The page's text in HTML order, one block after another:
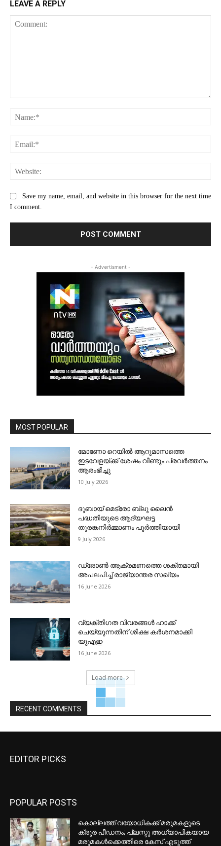
LEAVE A REPLY
Save my name, email, and website in this browser for the next time
I comment.
- Advertisment -
MOST POPULAR
മോണോ റെയില്‍ ആറുമാസത്തെ
ഇടവേളയ്ക്ക് ശേഷം വീണ്ടും പ്രവര്‍ത്തനം
ആരംഭിച്ചു
10 July 2026
ദുബായ് മെട്രോ ബ്ലു ലൈന്‍
പദ്ധതിയുടെ ആദ്യഘട്ട
തുരങ്കനിര്‍മ്മാണം പൂര്‍ത്തിയായി
9 July 2026
ഡ്രോണ്‍ ആക്രമണത്തെ ശക്തമായി
അപലപിച്ച് രാജ്യാന്തര സഖ്യം
16 June 2026
വ്യക്തിഗത വിവരങ്ങള്‍ ഹാക്ക്
ചെയ്യുന്നതിന് ശിക്ഷ കര്‍ശനമാക്കി
യുഎഇ
16 June 2026
Load more
RECENT COMMENTS
EDITOR PICKS
POPULAR POSTS
കൊല്ലത്ത് വയോധികക്ക് മരുമകളുടെ
ക്രൂര പീഡനം; പ്ലസ്ടു അധ്യാപികയായ
മരുമകൾക്കെത്തിരെ കേസ് എടുത്ത്